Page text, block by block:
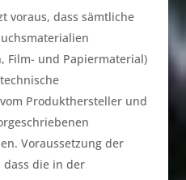
voraus, dass sämtliche
Film- und Papiermaterial)
Produkthersteller und
Voraussetzung der
die in der